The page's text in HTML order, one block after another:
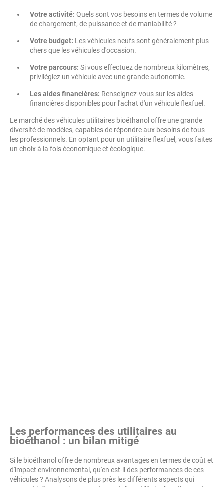
Votre activité: Quels sont vos besoins en termes de volume
de chargement, de puissance et de maniabilité ?
Votre budget: Les véhicules neufs sont généralement plus
chers que les véhicules d'occasion.
Votre parcours: Si vous effectuez de nombreux kilomètres,
privilégiez un véhicule avec une grande autonomie.
Les aides financières: Renseignez-vous sur les aides
financières disponibles pour l'achat d'un véhicule flexfuel.
Le marché des véhicules utilitaires bioéthanol offre une grande
diversité de modèles, capables de répondre aux besoins de tous
les professionnels. En optant pour un utilitaire flexfuel, vous faites
un choix à la fois économique et écologique.
Les performances des utilitaires au
bioéthanol : un bilan mitigé
Si le bioéthanol offre de nombreux avantages en termes de coût et
d'impact environnemental, qu'en est-il des performances de ces
véhicules ? Analysons de plus près les différents aspects qui